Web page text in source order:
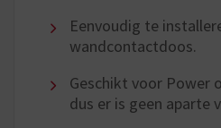
Eenvoudig te
wandcontactdoos.
Geschikt voor Power
dus er is geen aparte